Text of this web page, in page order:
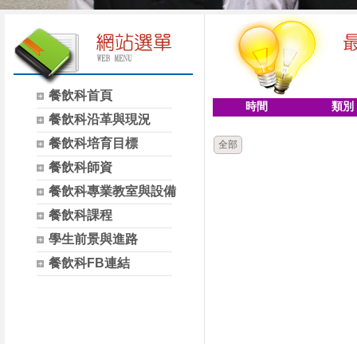
餐飲科首頁
餐飲科沿革與現況
餐飲科培育目標
餐飲科師資
餐飲科專業教室與設備
餐飲科課程
學生前景與進路
餐飲科FB連結
時間 類別
全部